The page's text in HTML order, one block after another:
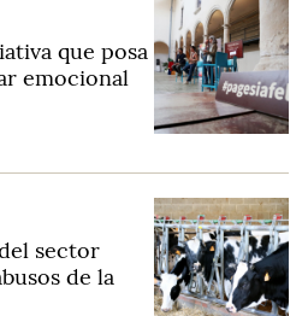
que posa
emocional
sector
de la